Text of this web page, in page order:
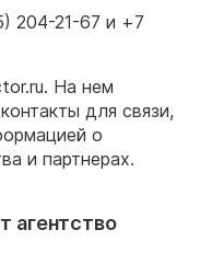
204-21-67 и +7
На нем
для связи,
о
и партнерах.
агентство